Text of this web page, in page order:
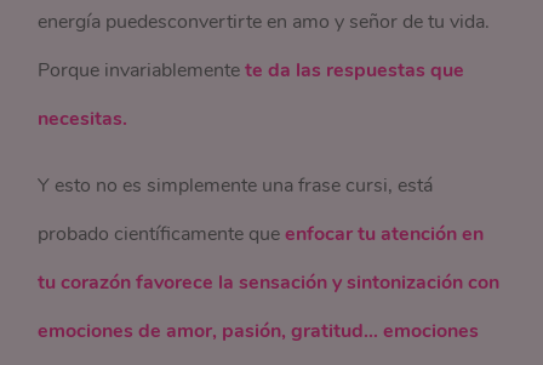
energía puedesconvertirte en amo y señor de tu vida.
Porque invariablementete da las respuestas que
necesitas.
Y esto no es simplemente una frase cursi, está
probado científicamente queenfocar tu atención en
tu corazón favorece la sensación y sintonización con
emociones de amor, pasión, gratitud… emociones